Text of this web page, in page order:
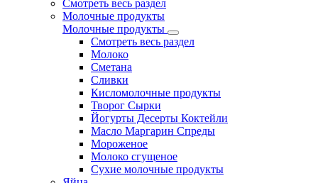
Смотреть весь раздел
Молочные продукты
Молочные продукты
Смотреть весь раздел
Молоко
Сметана
Сливки
Кисломолочные продукты
Творог Сырки
Йогурты Десерты Коктейли
Масло Маргарин Спреды
Мороженое
Молоко сгущеное
Сухие молочные продукты